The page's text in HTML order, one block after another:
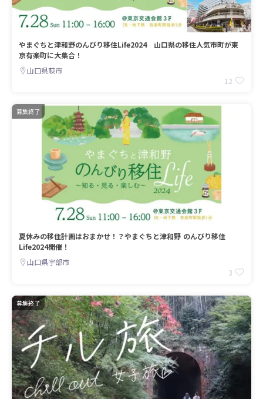
やまぐちと津和野のんびり移住Life2024 山口県の移住人気市町が東
京有楽町に大集合！
山口県萩市
12
募集終了
夏休みの移住計画はおまかせ！？やまぐちと津和野 のんびり移住
Life2024開催！
山口県宇部市
3
募集終了